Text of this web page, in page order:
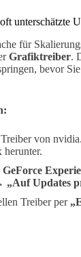
unterschätzte
für
Grafiktreiber.
bevor
von
herunter.
GeForce
„Auf Updates
Treiber per